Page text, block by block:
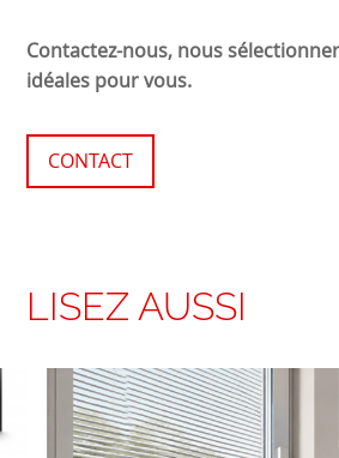
Contactez-nous, nous
idéales pour vous.
CONTACT
LISEZ AUSSI